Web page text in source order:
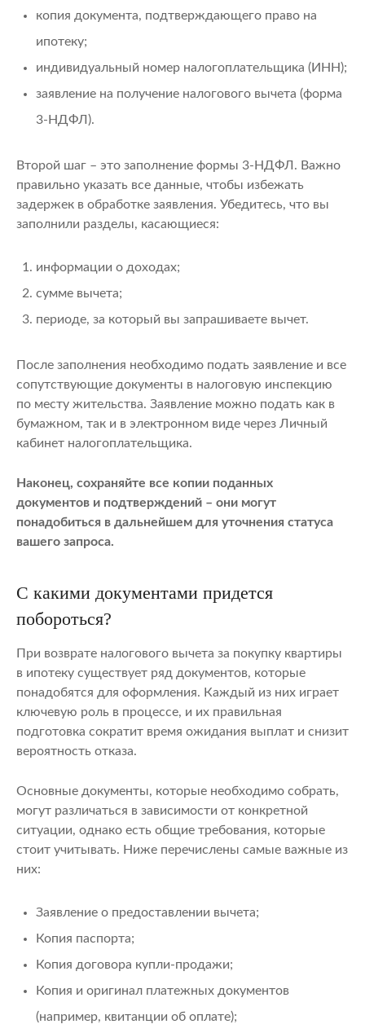
копия документа, подтверждающего право на
ипотеку;
индивидуальный номер налогоплательщика (ИНН);
заявление на получение налогового вычета (форма
3-НДФЛ).
Второй шаг – это заполнение формы 3-НДФЛ. Важно
правильно указать все данные, чтобы избежать
задержек в обработке заявления. Убедитесь, что вы
заполнили разделы, касающиеся:
информации о доходах;
сумме вычета;
периоде, за который вы запрашиваете вычет.
После заполнения необходимо подать заявление и все
сопутствующие документы в налоговую инспекцию
по месту жительства. Заявление можно подать как в
бумажном, так и в электронном виде через Личный
кабинет налогоплательщика.
Наконец, сохраняйте все копии поданных
документов и подтверждений – они могут
понадобиться в дальнейшем для уточнения статуса
вашего запроса.
С какими документами придется
побороться?
При возврате налогового вычета за покупку квартиры
в ипотеку существует ряд документов, которые
понадобятся для оформления. Каждый из них играет
ключевую роль в процессе, и их правильная
подготовка сократит время ожидания выплат и снизит
вероятность отказа.
Основные документы, которые необходимо собрать,
могут различаться в зависимости от конкретной
ситуации, однако есть общие требования, которые
стоит учитывать. Ниже перечислены самые важные из
них:
Заявление о предоставлении вычета;
Копия паспорта;
Копия договора купли-продажи;
Копия и оригинал платежных документов
(например, квитанции об оплате);